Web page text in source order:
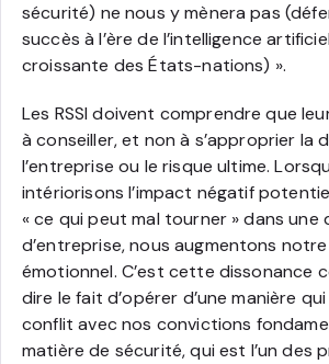
sécurité) ne nous y mènera pas
succès à l’ère de l’intelligence
croissante des États-nations) ».
Les RSSI doivent comprendre que
à conseiller, et non à s’approprier la
l’entreprise ou le risque ultime.
intériorisons l’impact négatif
« ce qui peut mal tourner » dans une
d’entreprise, nous augmentons
émotionnel. C’est cette dissonance
dire le fait d’opérer d’une manière
conflit avec nos convictions
matière de sécurité, qui est l’un des